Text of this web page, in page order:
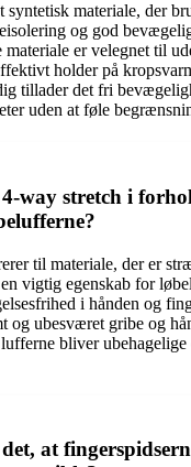
materiale, der
og god
er velegnet til
holder på
tillader det fri
uden at føle
way stretch i
til materiale, der er
vigtig egenskab for
i hånden og
og ubesværet gribe og
bliver
at